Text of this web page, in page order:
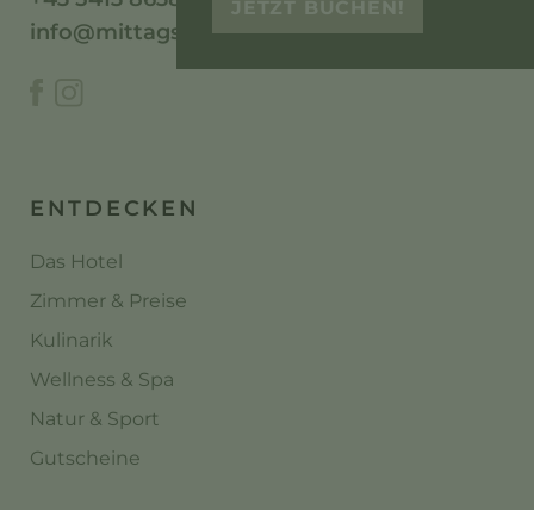
info@mittagskogel.at
ENTDECKEN
Das Hotel
Zimmer & Preise
Kulinarik
Wellness & Spa
Natur & Sport
Gutscheine
JETZT BUCHEN!